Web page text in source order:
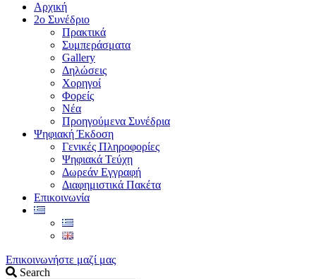
Αρχική
2ο Συνέδριο
Πρακτικά
Συμπεράσματα
Gallery
Δηλώσεις
Χορηγοί
Φορείς
Νέα
Προηγούμενα Συνέδρια
Ψηφιακή Έκδοση
Γενικές Πληροφορίες
Ψηφιακά Τεύχη
Δωρεάν Εγγραφή
Διαφημιστικά Πακέτα
Επικοινωνία
Επικοινωνήστε μαζί μας
Search